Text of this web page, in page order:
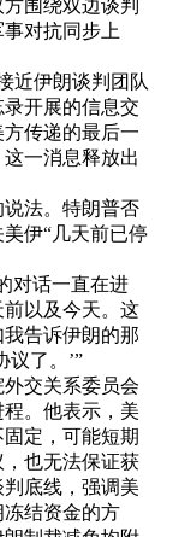
围绕双边谈判
对抗同步上
伊朗谈判团队
开展的信息交
传递的最后一
一消息释放出
法。特朗普否
伊“几天前已停
对话一直在进
以及今天。这
告诉伊朗的那
议了。’”
交关系委员会
。他表示，美
定，可能短期
也无法保证获
底线，强调美
结资金的方